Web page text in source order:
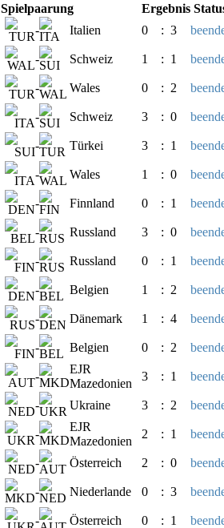
Spielpaarung Ergebnis
- Italien 0 : 3
- Schweiz 1 : 1
- Wales 0 : 2
- Schweiz 3 : 0
- Türkei 3 : 1
- Wales 1 : 0
- Finnland 0 : 1
- Russland 3 : 0
- Russland 0 : 1
- Belgien 1 : 2
- Dänemark 1 : 4
- Belgien 0 : 2
-
EJR
Mazedonien
3 : 1
- Ukraine 3 : 2
-
EJR
Mazedonien
2 : 1
- Österreich 2 : 0
- Niederlande 0 : 3
- Österreich 0 : 1